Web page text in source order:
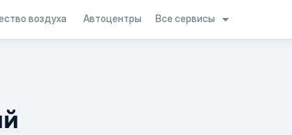
воздуха Автоцентры Все сервисы